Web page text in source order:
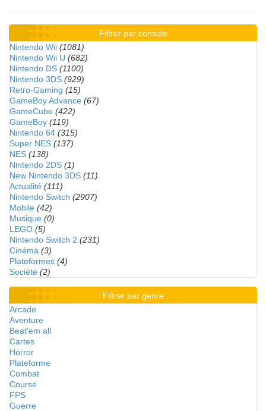
Filtrer par console
Nintendo Wii (1081)
Nintendo Wii U (682)
Nintendo DS (1100)
Nintendo 3DS (929)
Retro-Gaming (15)
GameBoy Advance (67)
GameCube (422)
GameBoy (119)
Nintendo 64 (315)
Super NES (137)
NES (138)
Nintendo 2DS (1)
New Nintendo 3DS (11)
Actualité (111)
Nintendo Switch (2907)
Mobile (42)
Musique (0)
LEGO (5)
Nintendo Switch 2 (231)
Cinéma (3)
Plateformes (4)
Société (2)
Filtrer par genre
Arcade
Aventure
Beat'em all
Cartes
Horror
Plateforme
Combat
Course
FPS
Guerre